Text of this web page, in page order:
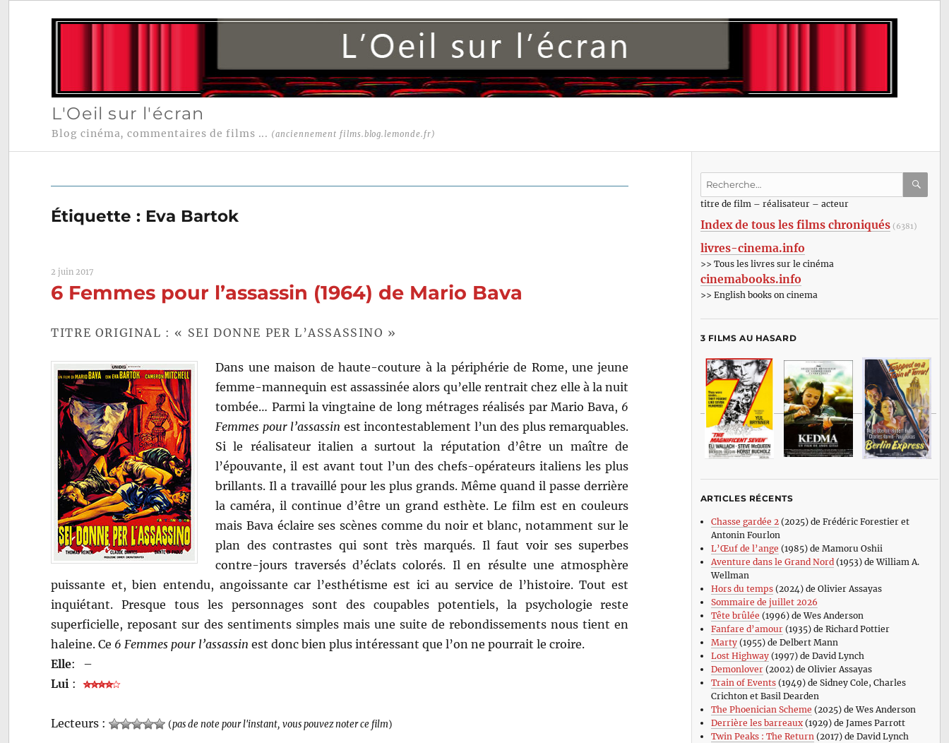
L'Oeil sur l'écran
Blog cinéma, commentaires de films ... (anciennement films.blog.lemonde.fr)
Étiquette : Eva Bartok
2 juin 2017
6 Femmes pour l’assassin (1964) de Mario Bava
TITRE ORIGINAL : « SEI DONNE PER L’ASSASSINO »
Dans une maison de haute-couture à la périphérie de Rome, une jeune
femme-mannequin est assassinée alors qu’elle rentrait chez elle à la nuit
tombée… Parmi la vingtaine de long métrages réalisés par Mario Bava, 6
Femmes pour l’assassin est incontestablement l’un des plus remarquables.
Si le réalisateur italien a surtout la réputation d’être un maître de
l’épouvante, il est avant tout l’un des chefs-opérateurs italiens les plus
brillants. Il a travaillé pour les plus grands. Même quand il passe derrière
la caméra, il continue d’être un grand esthète. Le film est en couleurs
mais Bava éclaire ses scènes comme du noir et blanc, notamment sur le
plan des contrastes qui sont très marqués. Il faut voir ses superbes
contre-jours traversés d’éclats colorés. Il en résulte une atmosphère
puissante et, bien entendu, angoissante car l’esthétisme est ici au service de l’histoire. Tout est
inquiétant. Presque tous les personnages sont des coupables potentiels, la psychologie reste
superficielle, reposant sur des sentiments simples mais une suite de rebondissements nous tient en
haleine. Ce 6 Femmes pour l’assassin est donc bien plus intéressant que l’on ne pourrait le croire.
Elle:
–
Lui :
Lecteurs : (pas de note pour l'instant, vous pouvez noter ce film)
Recherche
:titre de film – réalisateur – acteur
Index de tous les films chroniqués (6381)
livres-cinema.info
>> Tous les livres sur le cinéma
cinemabooks.info
>> English books on cinema
3 FILMS AU HASARD
ARTICLES RÉCENTS
Chasse gardée 2(2025) de Frédéric Forestier et
Antonin Fourlon
L’Œuf de l’ange (1985) de Mamoru Oshii
Aventure dans le Grand Nord(1953) de William A.
Wellman
Hors du temps(2024) de Olivier Assayas
Sommaire de juillet 2026
Tête brûlée (1996) de Wes Anderson
Fanfare d’amour(1935) de Richard Pottier
Marty(1955) de Delbert Mann
Lost Highway(1997) de David Lynch
Demonlover(2002) de Olivier Assayas
Train of Events(1949) de Sidney Cole, Charles
Crichton et Basil Dearden
The Phoenician Scheme (2025) de Wes Anderson
Derrière les barreaux(1929) de James Parrott
Twin Peaks : The Return(2017) de David Lynch